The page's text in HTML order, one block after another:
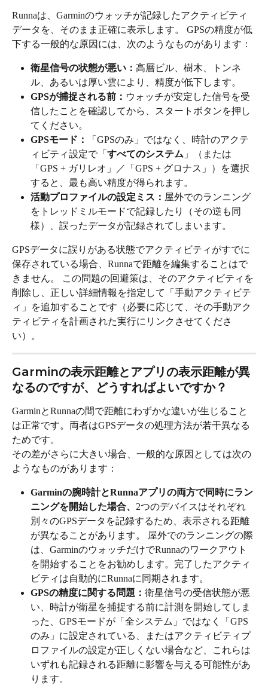
Runnaは、Garminのウォッチが記録したアクティビティ
データを、そのまま正確に表示します。 GPSの精度が低
下する一般的な原因には、次のようなものがあります：
衛星信号の状態が悪い： 高層ビル、樹木、トンネ
ル、あるいは厚い雲により、精度が低下します。
GPSが捕捉される前： ウォッチが安定した信号を受
信したことを確認してから、スタートボタンを押し
てください。
GPSモード：
「GPSのみ」ではなく、時計のアクテ
ィビティ設定で「 すべてのシステム 」（または
「GPS + ガリレオ」／「GPS + グロナス」）を選択
すると、最も高い精度が得られます。
活動プロファイルの設定ミス： 屋外でのランニング
をトレッドミルモードで記録したり（その逆も同
様）、誤ったデータが記録されてしまいます。
GPSデータに誤りがある状態でアクティビティがすでに
保存されている場合、Runnaで距離を編集することはで
きません。 この問題の回避策は、そのアクティビティを
削除し、正しい詳細情報を指定して「手動アクティビテ
ィ」を追加することです（必要に応じて、その手動アク
ティビティを計画された実行にリンクさせてくださ
い）。
Garminの表示距離とアプリの表示距離が異
なるのですが、どうすればよいですか？
GarminとRunnaの間で距離にわずかな違いが生じること
は正常です。両者はGPSデータの処理方法が若干異なる
ためです。
その差がさらに大きい場合、一般的な原因としては次の
ようなものがあります：
Garminの腕時計とRunnaアプリの両方で同時にラン
ニングを開始した場合、 2つのデバイスはそれぞれ
別々のGPSデータを記録するため、表示される距離
が異なることがあります。 屋外でのランニングの際
は、GarminのウォッチだけでRunnaのワークアウト
を開始することをお勧めします。完了したアクティ
ビティは自動的にRunnaに同期されます。
GPSの精度に関する問題： 衛星信号の受信状態が悪
い、時計が衛星を捕捉する前に計測を開始してしま
った、GPSモードが「全システム」ではなく「GPS
のみ」に設定されている、またはアクティビティプ
ロファイルの設定が正しくない場合など、これらは
いずれも記録される距離に影響を与える可能性があ
ります。